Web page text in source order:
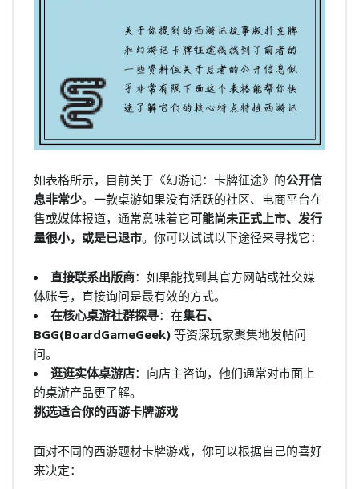
如表格所示，目前关于《幻游记：卡牌征途》的公开信
息非常少。一款桌游如果没有活跃的社区、电商平台在
售或媒体报道，通常意味着它可能尚未正式上市、发行
量很小，或是已退市。你可以试试以下途径来寻找它：
直接联系出版商：如果能找到其官方网站或社交媒
体账号，直接询问是最有效的方式。
在核心桌游社群探寻：在集石、
BGG(BoardGameGeek) 等资深玩家聚集地发帖问
问。
逛逛实体桌游店：向店主咨询，他们通常对市面上
的桌游产品更了解。
挑选适合你的西游卡牌游戏
面对不同的西游题材卡牌游戏，你可以根据自己的喜好
来决定：